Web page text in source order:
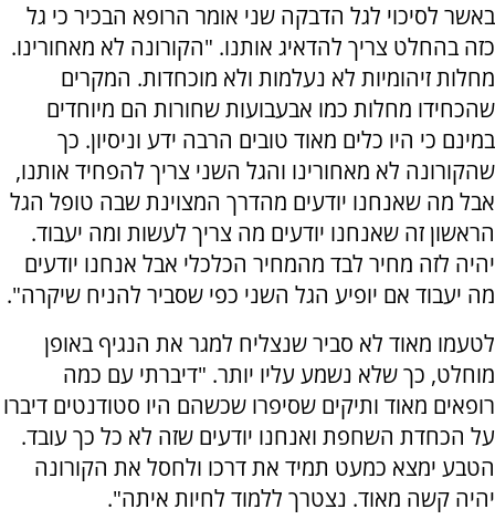
באשר לסיכוי לגל הדבקה שני אומר הרופא הבכיר כי גל
כזה בהחלט צריך להדאיג אותנו. "הקורונה לא מאחורינו.
מחלות זיהומיות לא נעלמות ולא מוכחדות. המקרים
שהכחידו מחלות כמו אבעבועות שחורות הם מיוחדים
במינם כי היו כלים מאוד טובים הרבה ידע וניסיון. כך
שהקורונה לא מאחורינו והגל השני צריך להפחיד אותנו,
אבל מה שאנחנו יודעים מהדרך המצוינת שבה טופל הגל
הראשון זה שאנחנו יודעים מה צריך לעשות ומה יעבוד.
יהיה לזה מחיר לבד מהמחיר הכלכלי אבל אנחנו יודעים
מה יעבוד אם יופיע הגל השני כפי שסביר להניח שיקרה".
לטעמו מאוד לא סביר שנצליח למגר את הנגיף באופן
מוחלט, כך שלא נשמע עליו יותר. "דיברתי עם כמה
רופאים מאוד ותיקים שסיפרו שכשהם היו סטודנטים דיברו
על הכחדת השחפת ואנחנו יודעים שזה לא כל כך עובד.
הטבע ימצא כמעט תמיד את דרכו ולחסל את הקורונה
יהיה קשה מאוד. נצטרך ללמוד לחיות איתה".